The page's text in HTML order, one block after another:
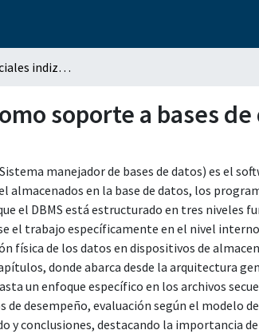
Archivos secuenciales indizados como soporte a bases de datos relacionales
soporte a bases
manejador de bases de datos) es el
almacenados en la base de datos, los
el DBMS está estructurado en tres niveles
el trabajo específicamente en el nivel
física de los datos en dispositivos de
donde abarca desde la arquitectura
un enfoque específico en los archivos
de desempeño, evaluación según el modelo
y conclusiones, destacando la importancia